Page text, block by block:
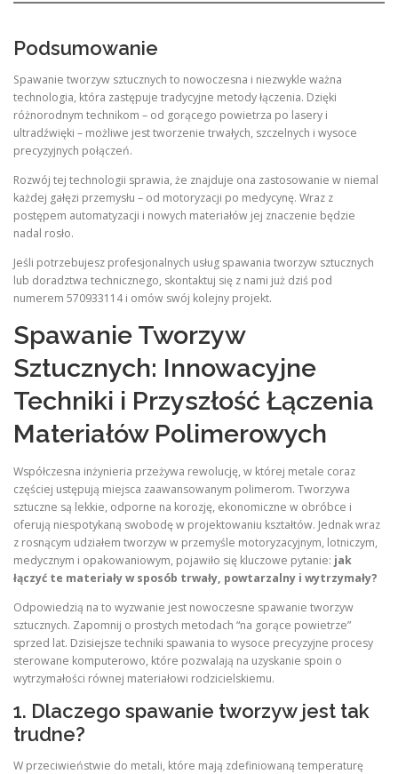
Podsumowanie
Spawanie tworzyw sztucznych to nowoczesna i niezwykle ważna
technologia, która zastępuje tradycyjne metody łączenia. Dzięki
różnorodnym technikom – od gorącego powietrza po lasery i
ultradźwięki – możliwe jest tworzenie trwałych, szczelnych i wysoce
precyzyjnych połączeń.
Rozwój tej technologii sprawia, że znajduje ona zastosowanie w niemal
każdej gałęzi przemysłu – od motoryzacji po medycynę. Wraz z
postępem automatyzacji i nowych materiałów jej znaczenie będzie
nadal rosło.
Jeśli potrzebujesz profesjonalnych usług spawania tworzyw sztucznych
lub doradztwa technicznego, skontaktuj się z nami już dziś pod
numerem 570933114 i omów swój kolejny projekt.
Spawanie Tworzyw
Sztucznych: Innowacyjne
Techniki i Przyszłość Łączenia
Materiałów Polimerowych
Współczesna inżynieria przeżywa rewolucję, w której metale coraz
częściej ustępują miejsca zaawansowanym polimerom. Tworzywa
sztuczne są lekkie, odporne na korozję, ekonomiczne w obróbce i
oferują niespotykaną swobodę w projektowaniu kształtów. Jednak wraz
z rosnącym udziałem tworzyw w przemyśle motoryzacyjnym, lotniczym,
medycznym i opakowaniowym, pojawiło się kluczowe pytanie: jak
łączyć te materiały w sposób trwały, powtarzalny i wytrzymały?
Odpowiedzią na to wyzwanie jest nowoczesne spawanie tworzyw
sztucznych. Zapomnij o prostych metodach “na gorące powietrze”
sprzed lat. Dzisiejsze techniki spawania to wysoce precyzyjne procesy
sterowane komputerowo, które pozwalają na uzyskanie spoin o
wytrzymałości równej materiałowi rodzicielskiemu.
1. Dlaczego spawanie tworzyw jest tak
trudne?
W przeciwieństwie do metali, które mają zdefiniowaną temperaturę